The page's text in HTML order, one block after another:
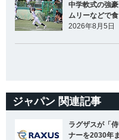
中学軟式の強
ムリーなどで
2026年8月5日
ジャパン 関連記事
ラグザスが「
ナーを2030年